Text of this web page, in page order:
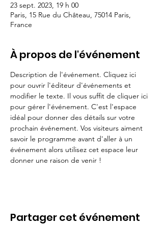
23 sept. 2023, 19 h 00
Paris, 15 Rue du Château, 75014 Paris,
France
À propos de l'événement
Description de l'événement. Cliquez ici
pour ouvrir l'éditeur d'événements et
modifier le texte. Il vous suffit de cliquer ici
pour gérer l'événement. C'est l'espace
idéal pour donner des détails sur votre
prochain événement. Vos visiteurs aiment
savoir le programme avant d'aller à un
événement alors utilisez cet espace leur
donner une raison de venir !
Partager cet événement